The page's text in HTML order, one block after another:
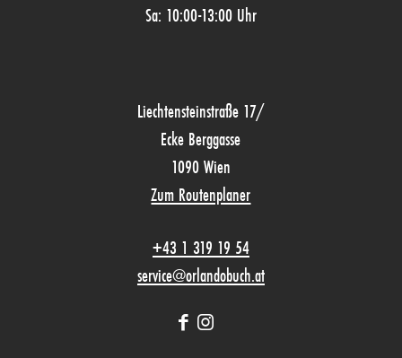
Sa: 10:00-13:00 Uhr
Liechtensteinstraße 17/
Ecke Berggasse
1090 Wien
Zum Routenplaner
+43 1 319 19 54
service@orlandobuch.at